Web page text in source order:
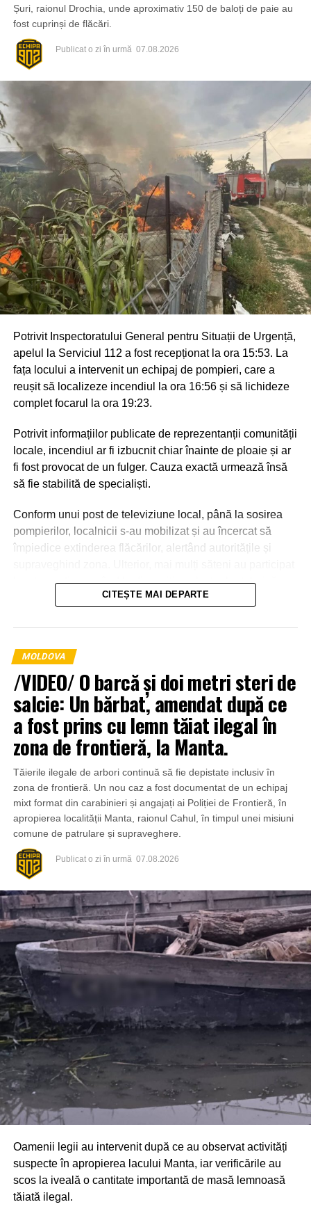
Șuri, raionul Drochia, unde aproximativ 150 de baloți de paie au
fost cuprinși de flăcări.
Publicat o zi în urmă 07.08.2026
Potrivit Inspectoratului General pentru Situații de Urgență,
apelul la Serviciul 112 a fost recepționat la ora 15:53. La
fața locului a intervenit un echipaj de pompieri, care a
reușit să localizeze incendiul la ora 16:56 și să lichideze
complet focarul la ora 19:23.
Potrivit informațiilor publicate de reprezentanții comunității
locale, incendiul ar fi izbucnit chiar înainte de ploaie și ar
fi fost provocat de un fulger. Cauza exactă urmează însă
să fie stabilită de specialiști.
Conform unui post de televiziune local, până la sosirea
pompierilor, localnicii s-au mobilizat și au încercat să
împiedice extinderea flăcărilor, alertând autoritățile și
la intervenție, punând la dispoziția salvatorilor tehnică
agricolă și transportând apă pentru stingerea incendiului.
Din fericire, nimeni nu a avut de suferit, iar reprezentanții
comunității au mulțumit atât pompierilor din Drochia, cât și
localnicilor care au intervenit prompt și au contribuit la
limitarea pagubelor.
CITEȘTE MAI DEPARTE
MOLDOVA
/VIDEO/ O barcă și doi metri steri de
salcie: Un bărbat, amendat după ce
a fost prins cu lemn tăiat ilegal în
zona de frontieră, la Manta.
Tăierile ilegale de arbori continuă să fie depistate inclusiv în
zona de frontieră. Un nou caz a fost documentat de un echipaj
mixt format din carabinieri și angajați ai Poliției de Frontieră, în
apropierea localității Manta, raionul Cahul, în timpul unei misiuni
comune de patrulare și supraveghere.
Publicat o zi în urmă 07.08.2026
Oamenii legii au intervenit după ce au observat activități
suspecte în apropierea lacului Manta, iar verificările au
scos la iveală o cantitate importantă de masă lemnoasă
tăiată ilegal.